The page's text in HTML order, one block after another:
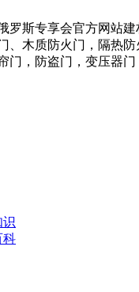
罗斯专享会官方网站
、木质防火门，隔热防
门，防盗门，变压器
识
科